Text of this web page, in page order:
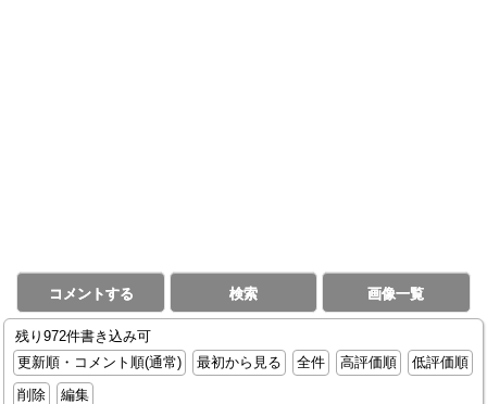
コメントする 検索 画像一覧
残り972件書き込み可
更新順・コメント順(通常)
最初から見る 全件 高評価順
低評価順
削除
編集